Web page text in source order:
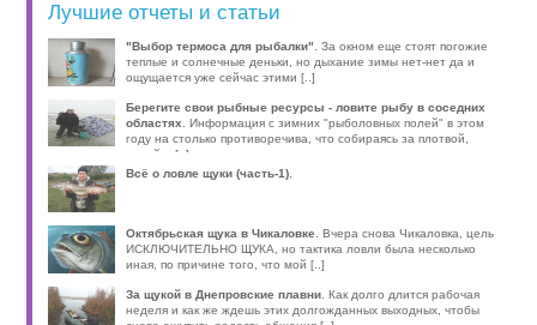
Лучшие отчеты и статьи
"Выбор термоса для рыбалки". За окном еще стоят погожие
теплые и солнечные деньки, но дыхание зимы нет-нет да и
ощущается уже сейчас этими [..]
Берегите свои рыбные ресурсы - ловите рыбу в соседних
областях
. Информация с зимних "рыболовных полей" в этом
году на столько противоречива, что собираясь за плотвой,
волей-н [..]
Всё о ловле щуки (часть-1)
Октябрьская щука в Чикаловке. Вчера снова Чикаловка, цель
ИСКЛЮЧИТЕЛЬНО ЩУКА, но тактика ловли была несколько
иная, по причине того, что мой [..]
За щукой в Днепровские плавни . Как долго длится рабочая
неделя и как же ждешь этих долгожданных выходных, чтобы